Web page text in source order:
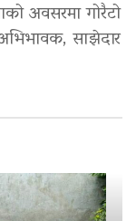
अवसरमा गोरैटो
साझेदार